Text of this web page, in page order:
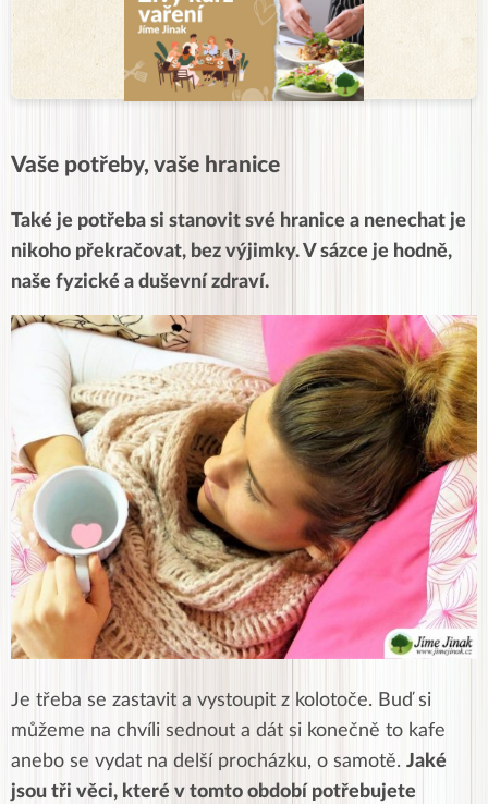
Vaše potřeby, vaše hranice
Také je potřeba si stanovit své hranice a nenechat je
nikoho překračovat, bez výjimky. V sázce je hodně,
naše fyzické a duševní zdraví.
Je třeba se zastavit a vystoupit z kolotoče. Buď si
můžeme na chvíli sednout a dát si konečně to kafe
anebo se vydat na delší procházku, o samotě. Jaké
jsou tři věci, které v tomto období potřebujete